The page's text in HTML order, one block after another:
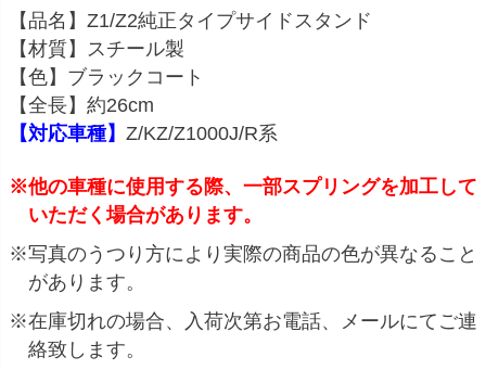
【品名】Z1/Z2純正タイプサイドスタンド
【材質】スチール製
【色】ブラックコート
【全長】約26cm
【対応車種】 Z/KZ/Z1000J/R系
※他の車種に使用する際、一部スプリングを加工して
いただく場合があります。
※写真のうつり方により実際の商品の色が異なること
があります。
※在庫切れの場合、入荷次第お電話、メールにてご連
絡致します。